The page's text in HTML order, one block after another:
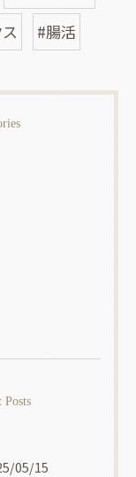
#腸活
Posts
05/15